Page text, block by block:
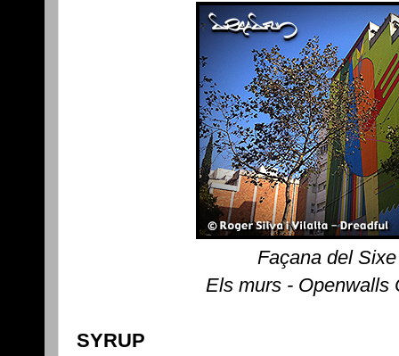
Façana del
Els murs - Openwalls
SYRUP